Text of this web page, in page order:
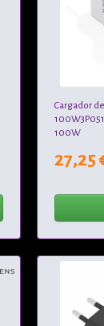
Cargador
100W
27,25